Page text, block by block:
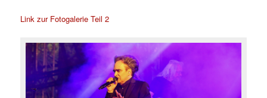
Link zur Fotogalerie Teil 2